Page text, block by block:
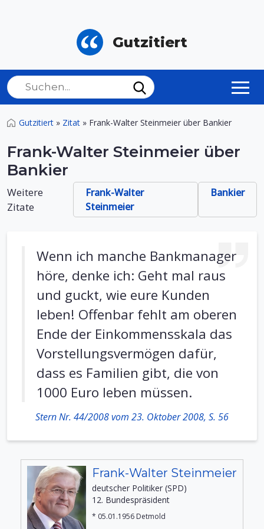
Gutzitiert
Gutzitiert » Zitat » Frank-Walter Steinmeier über Bankier
Frank-Walter Steinmeier über
Bankier
Weitere
Zitate
Frank-Walter
Steinmeier
Bankier
Wenn ich manche Bankmanager
höre, denke ich: Geht mal raus
und guckt, wie eure Kunden
leben! Offenbar fehlt am oberen
Ende der Einkommensskala das
Vorstellungsvermögen dafür,
dass es Familien gibt, die von
1000 Euro leben müssen.
Stern Nr. 44/2008 vom 23. Oktober 2008, S. 56
Frank-Walter Steinmeier
deutscher Politiker (SPD)
12. Bundespräsident
* 05.01.1956 Detmold